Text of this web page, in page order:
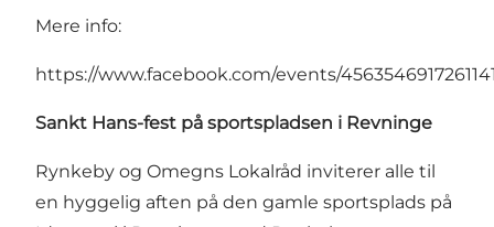
Mere info:
https://www.facebook.com/events/
Sankt Hans-fest på sportspladsen i Revninge
Rynkeby og Omegns Lokalråd inviterer alle til
en hyggelig aften på den gamle sportsplads på